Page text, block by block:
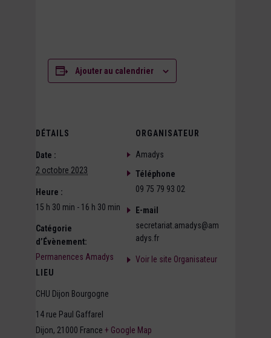
Ajouter au calendrier
DÉTAILS
Date :
2 octobre 2023
Heure :
15 h 30 min - 16 h 30 min
Catégorie
d’Évènement:
Permanences Amadys
LIEU
CHU Dijon Bourgogne
14 rue Paul Gaffarel
Dijon, 21000 France + Google Map
ORGANISATEUR
Amadys
Téléphone
09 75 79 93 02
E-mail
secretariat.amadys@am
adys.fr
Voir le site Organisateur